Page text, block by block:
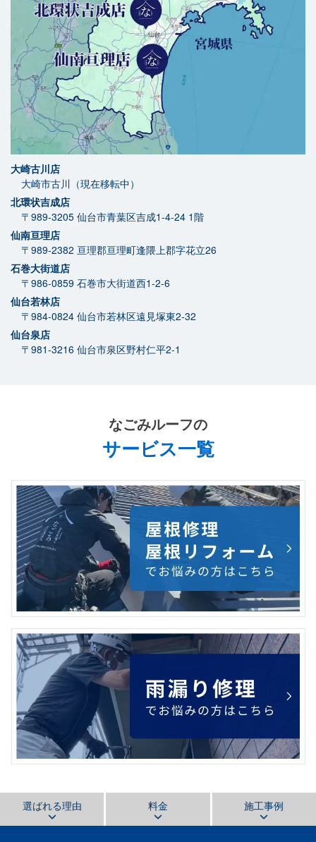
大崎古川店
大崎市古川（現在移転中）
北環状吉成店
〒989-3205 仙台市青葉区吉成1-4-24 1階
仙南亘理店
〒989-2382 亘理郡亘理町逢隈上郡字花立26
石巻大街道店
〒986-0859 石巻市大街道西1-2-6
仙台若林店
〒984-0824 仙台市若林区遠見塚東2-32
仙台泉店
〒981-3216 仙台市泉区野村仁平2-1
なごみルーフの
サービス一覧
選ばれる理由 料金 施工事例